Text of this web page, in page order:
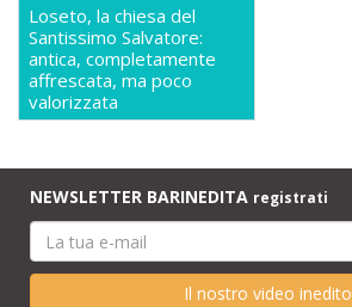
Loseto, la chiesa del
Santissimo Salvatore:
antica, completamente
affrescata, ma poco
valorizzata
NEWSLETTER BARINEDITA registrati
Il nostro video inedito